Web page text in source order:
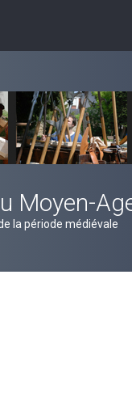
Moyen-
la période médiévale